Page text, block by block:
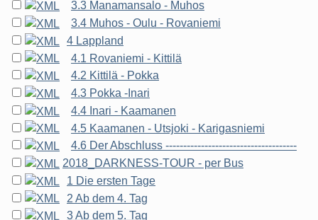
3.3 Manamansalo - Muhos
3.4 Muhos - Oulu - Rovaniemi
4 Lappland
4.1 Rovaniemi - Kittilä
4.2 Kittilä - Pokka
4.3 Pokka -Inari
4.4 Inari - Kaamanen
4.5 Kaamanen - Utsjoki - Karigasniemi
4.6 Der Abschluss -------------------------------------
2018_DARKNESS-TOUR - per Bus
1 Die ersten Tage
2 Ab dem 4. Tag
3 Ab dem 5. Tag